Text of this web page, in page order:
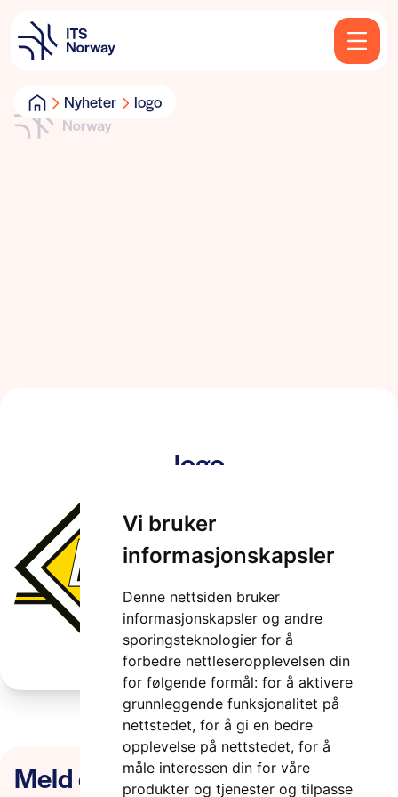
Vi bruker
informasjonskapsler
Denne nettsiden bruker
informasjonskapsler og andre
sporingsteknologier for å
forbedre nettleseropplevelsen din
for følgende formål: for å aktivere
grunnleggende funksjonalitet på
nettstedet, for å gi en bedre
opplevelse på nettstedet, for å
måle interessen din for våre
produkter og tjenester og tilpasse
Nyheter logo
logo
Meld deg på nyhetsbrevet